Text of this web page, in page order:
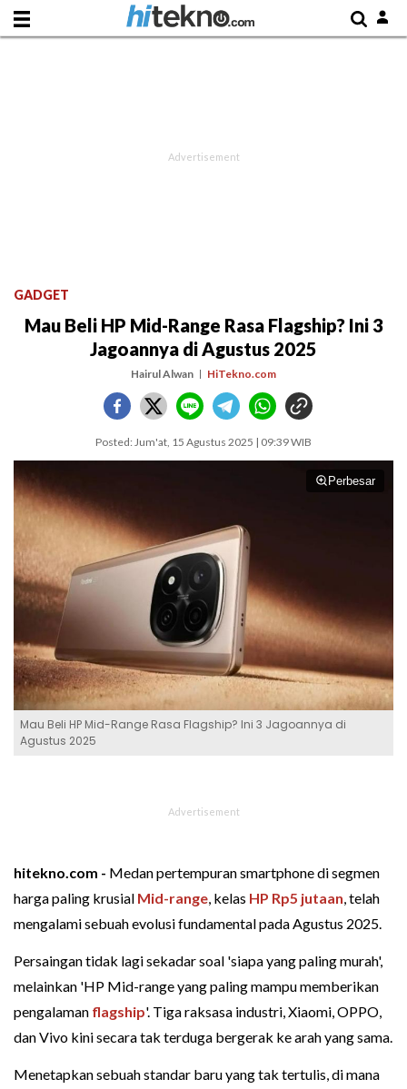
GADGET
Mau Beli HP Mid-Range Rasa Flagship? Ini 3
Jagoannya di Agustus 2025
Hairul Alwan HiTekno.com
Posted: Jum'at, 15 Agustus 2025 | 09:39 WIB
Perbesar
Mau Beli HP Mid-Range Rasa Flagship? Ini 3 Jagoannya di
Agustus 2025
hitekno.com - Medan pertempuran smartphone di segmen
harga paling krusial Mid-range, kelas HP Rp5 jutaan, telah
mengalami sebuah evolusi fundamental pada Agustus 2025.
Persaingan tidak lagi sekadar soal 'siapa yang paling murah',
melainkan 'HP Mid-range yang paling mampu memberikan
pengalaman flagship'. Tiga raksasa industri, Xiaomi, OPPO,
dan Vivo kini secara tak terduga bergerak ke arah yang sama.
Menetapkan sebuah standar baru yang tak tertulis, di mana